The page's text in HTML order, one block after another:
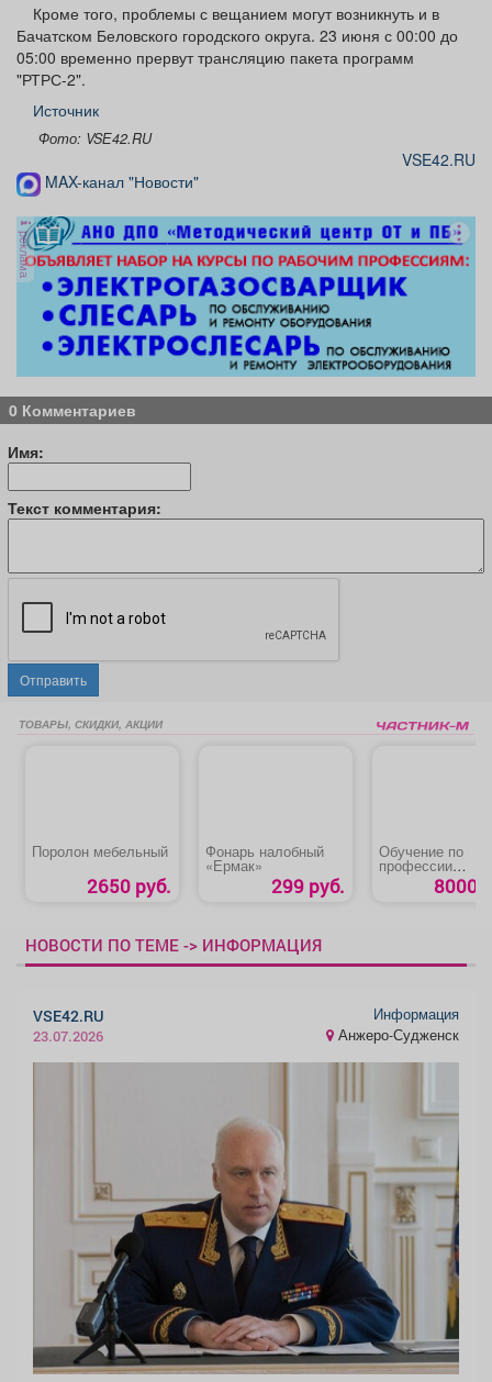
Кроме того, проблемы с вещанием могут возникнуть и в
Бачатском Беловского городского округа. 23 июня с 00:00 до
05:00 временно прервут трансляцию пакета программ
"РТРС-2".
Источник
Фото: VSЕ42.RU
VSE42.RU
MAX-канал "Новости"
реклама
0 Комментариев
Имя:
Текст комментария:
Отправить
ТОВАРЫ, СКИДКИ, АКЦИИ
Поролон мебельный
2650 руб.
Фонарь налобный
«Ермак»
299 руб.
Обучение по
профессии
«Кладовщик»
8000
НОВОСТИ ПО ТЕМЕ -> ИНФОРМАЦИЯ
VSE42.RU
23.07.2026
Информация
Анжеро-Судженск